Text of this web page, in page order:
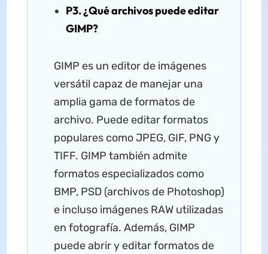
P3. ¿Qué archivos puede editar
GIMP?
GIMP es un editor de imágenes
versátil capaz de manejar una
amplia gama de formatos de
archivo. Puede editar formatos
populares como JPEG, GIF, PNG y
TIFF. GIMP también admite
formatos especializados como
BMP, PSD (archivos de Photoshop)
e incluso imágenes RAW utilizadas
en fotografía. Además, GIMP
puede abrir y editar formatos de